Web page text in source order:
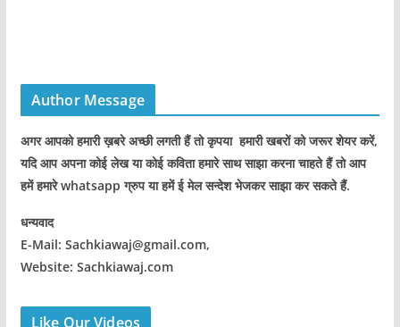
Author Message
अगर आपको हमारी ख़बरे अच्छी लगती हैं तो कृपया हमारी खबरों को जरूर शेयर करें,
यदि आप अपना कोई लेख या कोई कविता हमारे साथ साझा करना चाहते हैं तो आप
हमें हमारे whatsapp ग्रुप या हमें ई मेल सन्देश भेजकर साझा कर सकते हैं.
धन्यवाद
E-Mail: Sachkiawaj@gmail.com,
Website: Sachkiawaj.com
Like Our Videos